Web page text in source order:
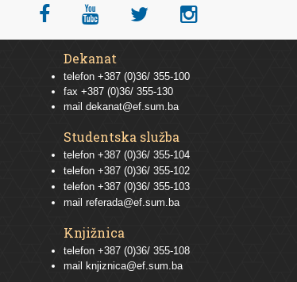
Dekanat
telefon +387 (0)36/ 355-100
fax +387 (0)36/ 355-130
mail dekanat@ef.sum.ba
Studentska služba
telefon +387 (0)36/ 355-104
telefon +387 (0)36/ 355-102
telefon +387 (0)36/ 355-103
mail referada@ef.sum.ba
Knjižnica
telefon +387 (0)36/ 355-108
mail
knjiznica@ef.sum.ba